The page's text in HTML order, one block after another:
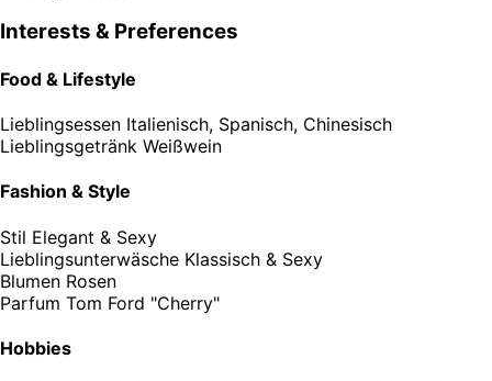
Interests & Preferences
Food & Lifestyle
Lieblingsessen Italienisch, Spanisch, Chinesisch
Lieblingsgetränk Weißwein
Fashion & Style
Stil Elegant & Sexy
Lieblingsunterwäsche Klassisch & Sexy
Blumen Rosen
Parfum Tom Ford "Cherry"
Hobbies